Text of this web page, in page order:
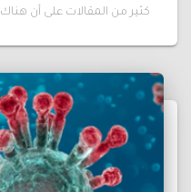
كثير من المقالات على أن هناك